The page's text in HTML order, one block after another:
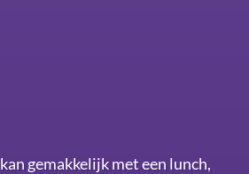
kan gemakkelijk met een lunch,